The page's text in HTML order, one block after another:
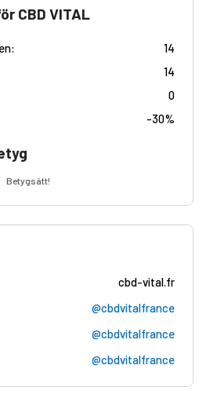
CBD VITAL
14
14
0
-30%
Betygsätt!
cbd-vital.fr
@cbdvitalfrance
@cbdvitalfrance
@cbdvitalfrance